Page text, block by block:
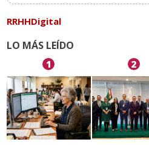
RRHHDigital
LO MÁS LEÍDO
1 2